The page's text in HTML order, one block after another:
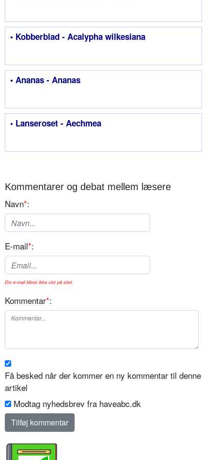
• Kobberblad - Acalypha wilkesiana
• Ananas - Ananas
• Lanseroset - Aechmea
Kommentarer og debat mellem læsere
Navn*:
E-mail*:
Din e-mail bliver ikke vist på sitet.
Kommentar*:
Få besked når der kommer en ny kommentar til denne
artikel
Modtag nyhedsbrev fra haveabc.dk